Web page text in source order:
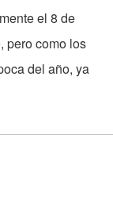
el 8 de
pero como los
del año, ya